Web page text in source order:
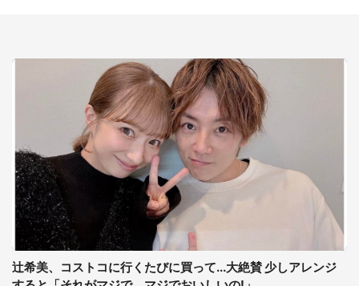
辻希美、コストコに行くたびに買って...大絶賛 少しアレンジ